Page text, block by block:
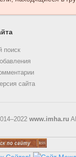
поиск
сайта
www.imha.ru